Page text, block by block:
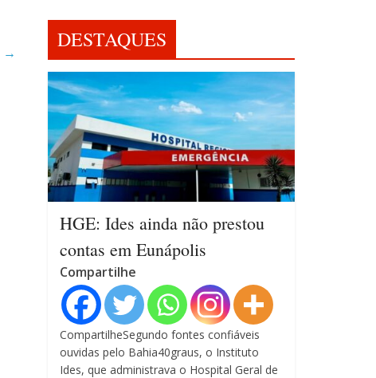
→
DESTAQUES
HGE: Ides ainda não prestou
contas em Eunápolis
Compartilhe
CompartilheSegundo fontes confiáveis
ouvidas pelo Bahia40graus, o Instituto
Ides, que administrava o Hospital Geral de